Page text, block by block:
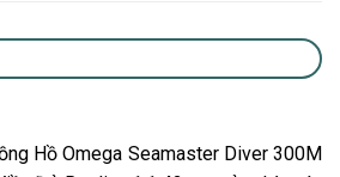
Hồ Omega Seamaster Diver 300M